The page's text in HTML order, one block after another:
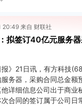
来自 财联社
拟签订40亿元服务
报》21日讯，有方科技
务器，采购合同总金
详细信息公司出于商业
合同的签订属于公司日